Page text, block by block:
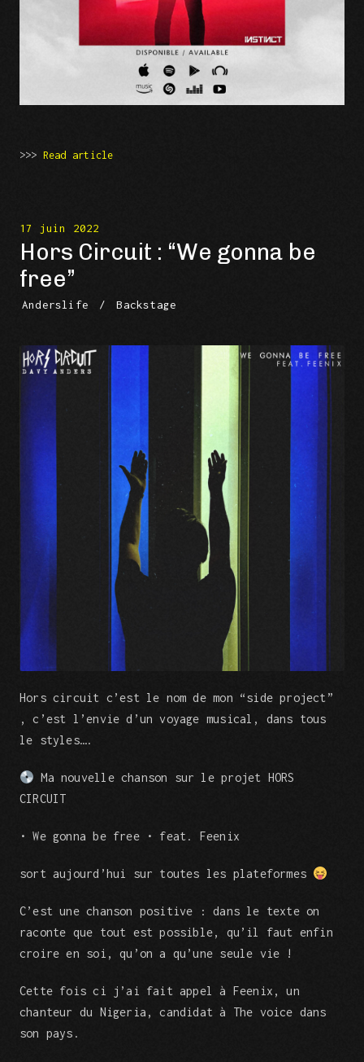
>>> Read article
17 juin 2022
Hors Circuit : “We gonna be
free”
Anderslife / Backstage
Hors circuit c’est le nom de mon “side project”
, c’est l’envie d’un voyage musical, dans tous
le styles….
Ma nouvelle chanson sur le projet HORS
CIRCUIT
• We gonna be free • feat. Feenix
sort aujourd’hui sur toutes les plateformes
C’est une chanson positive : dans le texte on
raconte que tout est possible, qu’il faut enfin
croire en soi, qu’on a qu’une seule vie !
Cette fois ci j’ai fait appel à Feenix, un
chanteur du Nigeria, candidat à The voice dans
son pays.